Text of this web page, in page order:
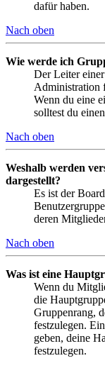
dafür haben.
Nach oben
Wie werde ich
Der Leiter
Administration
Wenn du eine
solltest du
Nach oben
Weshalb werden
dargestellt?
Es ist der
deren
Nach oben
Was ist eine
Wenn du
die
Gruppenrang,
festzulegen.
geben, deine
festzulegen.